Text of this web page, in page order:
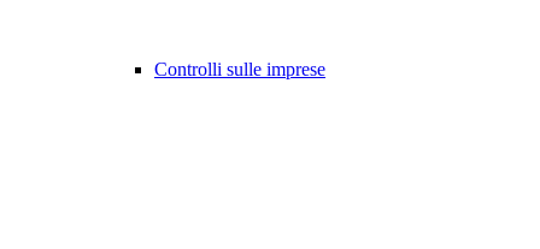
Controlli sulle imprese